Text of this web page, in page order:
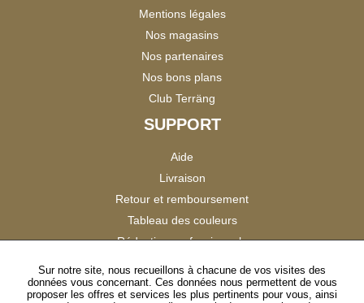
Mentions légales
Nos magasins
Nos partenaires
Nos bons plans
Club Terräng
SUPPORT
Aide
Livraison
Retour et remboursement
Tableau des couleurs
Réduction professionnels
Satisfaction Clients
Sur notre site, nous recueillons à chacune de vos visites des
données vous concernant. Ces données nous permettent de vous
proposer les offres et services les plus pertinents pour vous, ainsi